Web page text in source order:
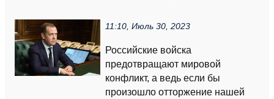
11:10, Июль 30, 2023
Российские войска
предотвращают мировой
конфликт, а ведь если бы
произошло отторжение нашей